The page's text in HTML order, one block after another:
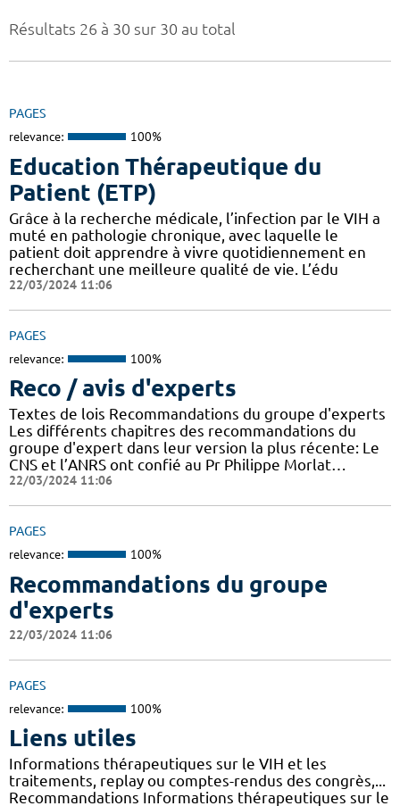
Résultats 26 à 30 sur 30 au total
PAGES
relevance: 100%
Education Thérapeutique du
Patient (ETP)
Grâce à la recherche médicale, l’infection par le VIH a
muté en pathologie chronique, avec laquelle le
patient doit apprendre à vivre quotidiennement en
recherchant une meilleure qualité de vie. L’édu
22/03/2024 11:06
PAGES
relevance: 100%
Reco / avis d'experts
Textes de lois Recommandations du groupe d'experts
Les différents chapitres des recommandations du
groupe d'expert dans leur version la plus récente: Le
CNS et l’ANRS ont confié au Pr Philippe Morlat…
22/03/2024 11:06
PAGES
relevance: 100%
Recommandations du groupe
d'experts
22/03/2024 11:06
PAGES
relevance: 100%
Liens utiles
Informations thérapeutiques sur le VIH et les
traitements, replay ou comptes-rendus des congrès,...
Recommandations Informations thérapeutiques sur le